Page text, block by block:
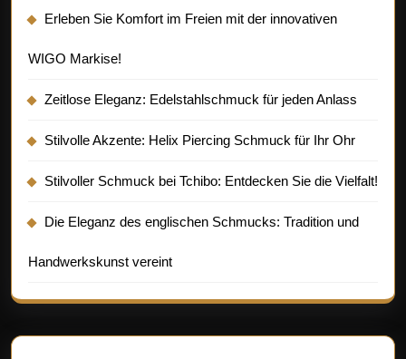
Erleben Sie Komfort im Freien mit der innovativen
WIGO Markise!
Zeitlose Eleganz: Edelstahlschmuck für jeden Anlass
Stilvolle Akzente: Helix Piercing Schmuck für Ihr Ohr
Stilvoller Schmuck bei Tchibo: Entdecken Sie die Vielfalt!
Die Eleganz des englischen Schmucks: Tradition und
Handwerkskunst vereint